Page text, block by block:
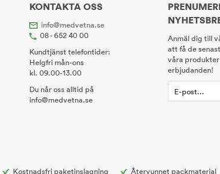
KONTAKTA OSS
info@medvetna.se
08 - 652 40 00
Kundtjänst telefontider:
Helgfri mån-ons
kl. 09.00-13.00
Du når oss alltid på
info@medvetna.se
Anmäl dig till
att få de
våra
erbjudanden!
Kostnadsfri paketinslagning Återvunnet packmaterial